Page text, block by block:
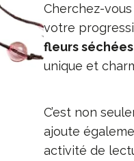
Cherchez-
votre
fleurs séchées
unique et
C’est non
ajoute
activité de